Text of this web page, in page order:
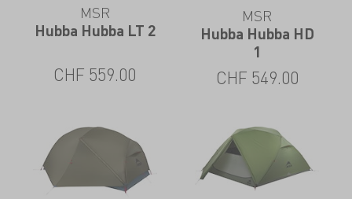
MSR
Hubba Hubba LT 2
CHF 559.00
MSR
Hubba Hubba HD
1
CHF 549.00